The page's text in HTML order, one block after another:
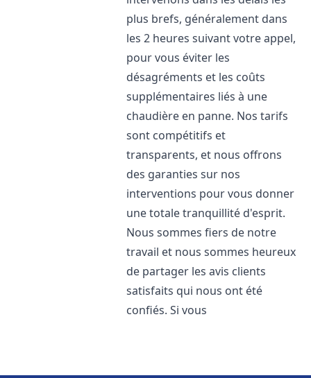
plus brefs, généralement dans
les 2 heures suivant votre appel,
pour vous éviter les
désagréments et les coûts
supplémentaires liés à une
chaudière en panne. Nos tarifs
sont compétitifs et
transparents, et nous offrons
des garanties sur nos
interventions pour vous donner
une totale tranquillité d'esprit.
Nous sommes fiers de notre
travail et nous sommes heureux
de partager les avis clients
satisfaits qui nous ont été
confiés. Si vous